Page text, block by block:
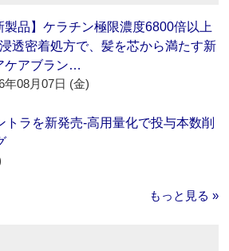
製品】ケラチン極限濃度6800倍以上
透密着処方で、髪を芯から満たす新
ケアブラン…
年08月07日 (金)
トラを新発売‐高用量化で投与本数削
もっと見る »